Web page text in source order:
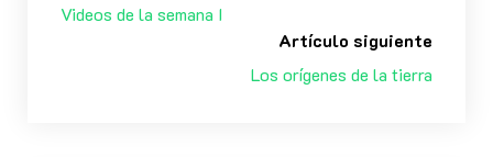
Videos de la semana I
Artículo siguiente
Los orígenes de la tierra